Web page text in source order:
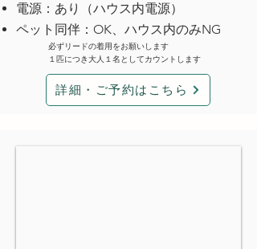
電源：あり（ハウス内電源）
ペット同伴：OK、ハウス内のみNG
必ずリードの着用をお願いします
１匹につき大人１名としてカウントします
詳細・ご予約はこちら